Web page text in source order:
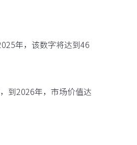
年，该数字将达到46
到2026年，市场价值达